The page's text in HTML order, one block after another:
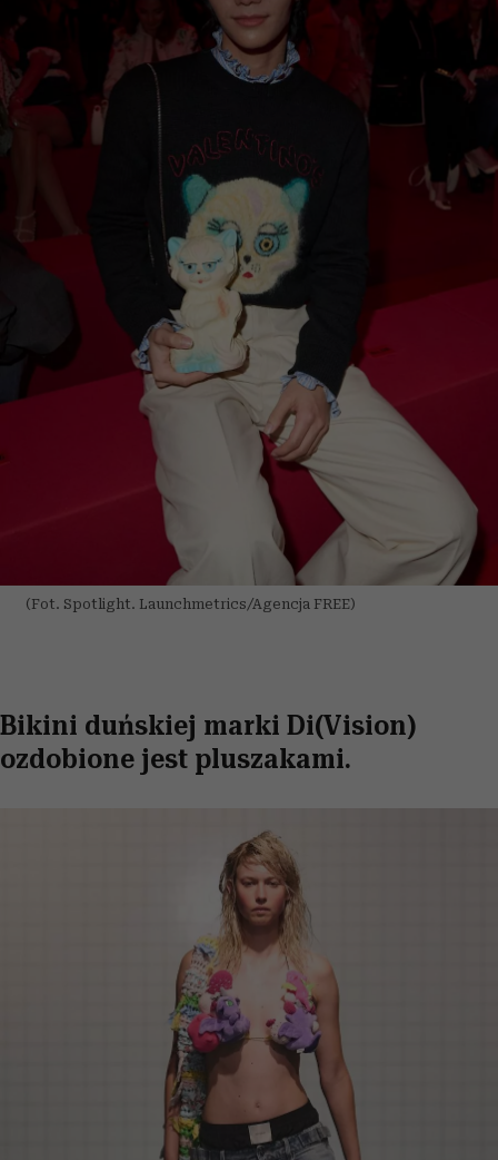
zmienić lub wycofać swoją zgodę w dowolnej chwili.
Wykorzystujemy pliki cookie do spersonalizowania treści
i reklam, aby oferować funkcje społecznościowe i
analizować ruch w naszej witrynie. Informacje o tym, jak
korzystasz z naszej witryny, udostępniamy partnerom
społecznościowym, reklamowym i analitycznym.
Partnerzy mogą połączyć te informacje z innymi danymi
otrzymanymi od Ciebie lub uzyskanymi podczas
korzystania z ich usług.
(Fot. Spotlight. Launchmetrics/Agencja FREE)
Bikini duńskiej marki Di(Vision)
ozdobione jest pluszakami.